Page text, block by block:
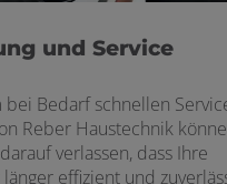
und Service
Bedarf schnellen
Reber Haustechnik
verlassen, dass Ihre
effizient und